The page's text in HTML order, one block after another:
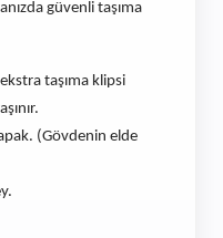
güvenli taşıma
taşıma klipsi
(Gövdenin elde